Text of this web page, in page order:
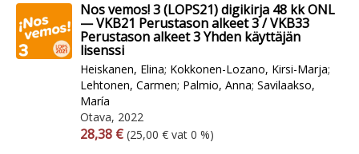
Nos vemos! 3 (LOPS21) digikirja 48 kk ONL
— VKB21 Perustason alkeet 3 / VKB33
Perustason alkeet 3 Yhden käyttäjän
lisenssi
Heiskanen, Elina; Kokkonen-Lozano, Kirsi-Marja;
Lehtonen, Carmen; Palmio, Anna; Savilaakso,
María
Otava, 2022
Arvonlisäverollinen hinta
28,38 € Excl. vat
(25,00 € vat 0 %)